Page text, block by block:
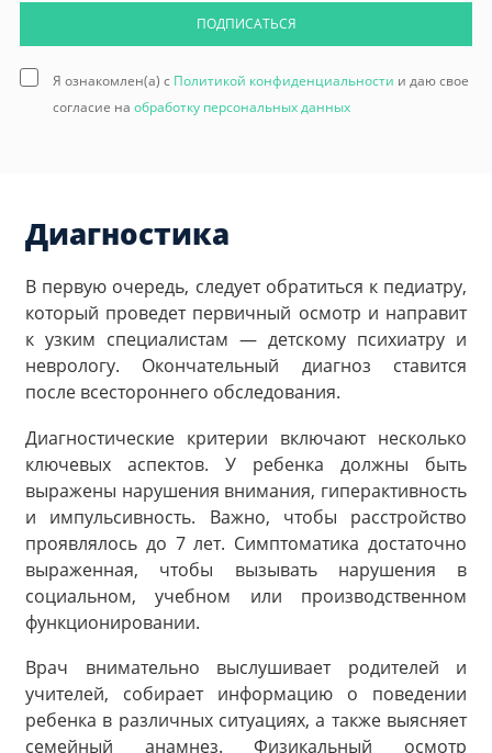
ПОДПИСАТЬСЯ
Я ознакомлен(а) с Политикой конфиденциальности и даю свое
согласие на обработку персональных данных
Диагностика
В первую очередь, следует обратиться к педиатру,
который проведет первичный осмотр и направит
к узким специалистам — детскому психиатру и
неврологу. Окончательный диагноз ставится
после всестороннего обследования.
Диагностические критерии включают несколько
ключевых аспектов. У ребенка должны быть
выражены нарушения внимания, гиперактивность
и импульсивность. Важно, чтобы расстройство
проявлялось до 7 лет. Симптоматика достаточно
выраженная, чтобы вызывать нарушения в
социальном, учебном или производственном
функционировании.
Врач внимательно выслушивает родителей и
учителей, собирает информацию о поведении
ребенка в различных ситуациях, а также выясняет
семейный анамнез. Физикальный осмотр